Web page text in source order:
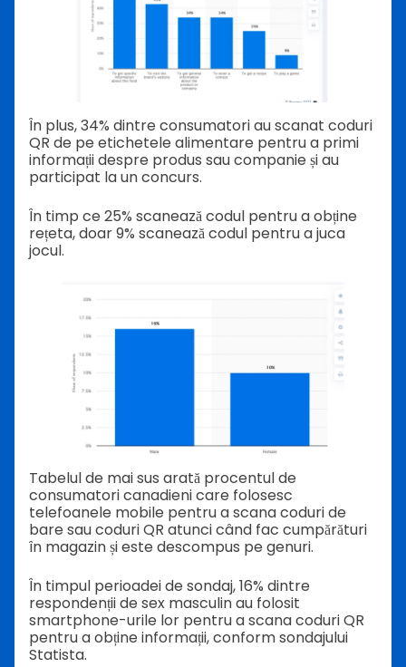
În plus, 34% dintre consumatori au scanat coduri
QR de pe etichetele alimentare pentru a primi
informații despre produs sau companie și au
participat la un concurs.
În timp ce 25% scanează codul pentru a obține
rețeta, doar 9% scanează codul pentru a juca
jocul.
Tabelul de mai sus arată procentul de
consumatori canadieni care folosesc
telefoanele mobile pentru a scana coduri de
bare sau coduri QR atunci când fac cumpărături
în magazin și este descompus pe genuri.
În timpul perioadei de sondaj, 16% dintre
respondenții de sex masculin au folosit
smartphone-urile lor pentru a scana coduri QR
pentru a obține informații, conform sondajului
Statista.